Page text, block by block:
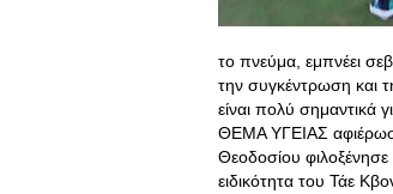
το πνεύμα, εμπνέει
την συγκέντρωση και
είναι πολύ σημαντικά
ΘΕΜΑ ΥΓΕΙΑΣ
Θεοδοσίου
ειδικότητα του Τάε